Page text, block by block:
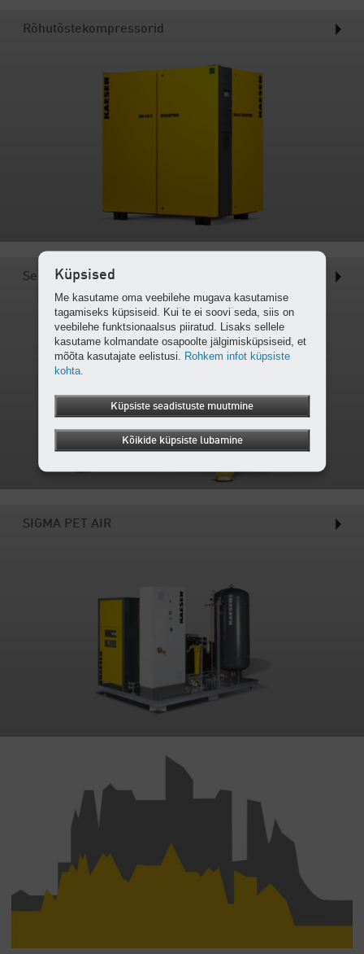
Rõhutõstekompressorid
Seeria N
SIGMA PET AIR
Küpsised
Me kasutame oma veebilehe mugava kasutamise
tagamiseks küpsiseid. Kui te ei soovi seda, siis on
veebilehe funktsionaalsus piiratud. Lisaks sellele
kasutame kolmandate osapoolte jälgimisküpsiseid, et
mõõta kasutajate eelistusi. Rohkem infot küpsiste
kohta.
Küpsiste seadistuste muutmine
Kõikide küpsiste lubamine